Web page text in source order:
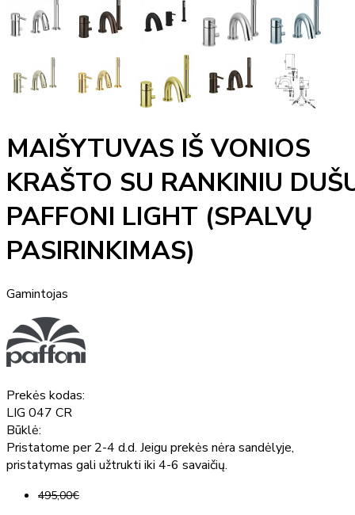
MAIŠYTUVAS IŠ VONIOS
KRAŠTO SU RANKINIU
PAFFONI LIGHT (SPALVŲ
PASIRINKIMAS)
Gamintojas
Prekės kodas:
LIG 047 CR
Būklė:
Pristatome per 2-4 d.d. Jeigu prekės nėra sandėlyje,
pristatymas gali užtrukti iki 4-6 savaičių.
495,00€